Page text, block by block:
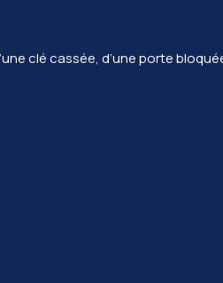
clé cassée, d’une porte